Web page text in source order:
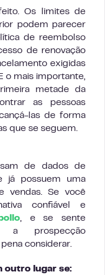
Os limites de
podem parecer
de reembolso
de renovação
exigidas
o mais importante,
metade da
as pessoas
las de forma
que se seguem.
de dados de
já possuem uma
vendas. Se você
confiável e
, e se sente
a prospecção
considerar.
outro lugar se: